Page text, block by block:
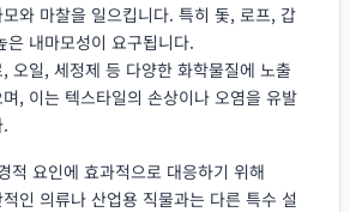
와 마찰을 일으킵니다. 특히 돛, 로프, 갑
은 내마모성이 요구됩니다.
오일, 세정제 등 다양한 화학물질에 노출
, 이는 텍스타일의 손상이나 오염을 유발
적 요인에 효과적으로 대응하기 위해
인 의류나 산업용 직물과는 다른 특수 설